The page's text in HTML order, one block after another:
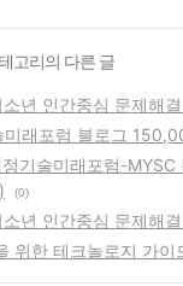
고리의 다른 글
년 인간중심 문제해
미래포럼 블로그
기술미래포럼-
(0)
년 인간중심 문제해
위한 테크놀로지 가